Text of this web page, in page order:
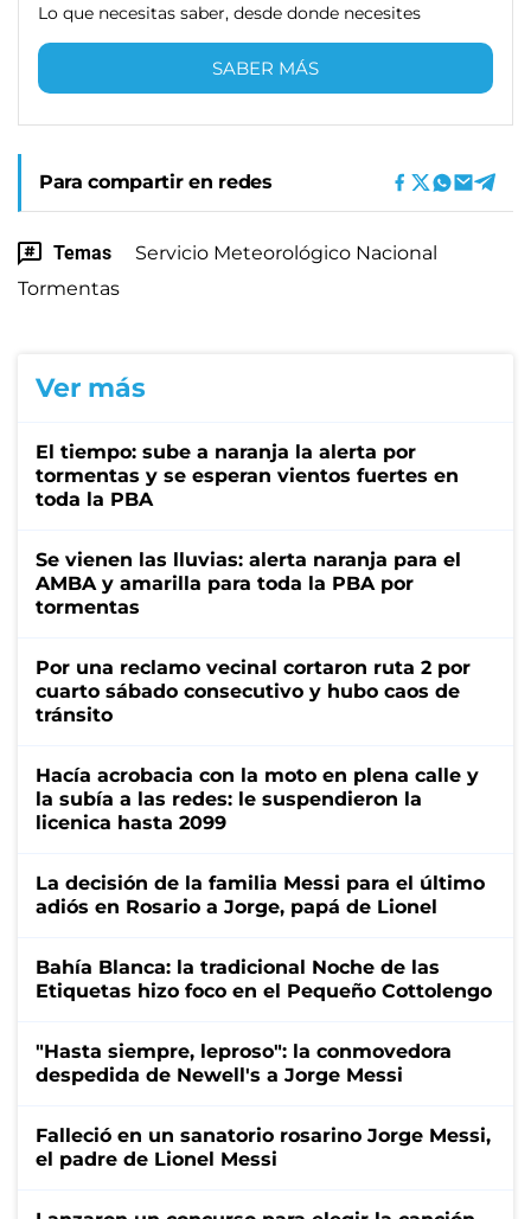
Lo que necesitas saber, desde donde necesites
SABER MÁS
Para compartir en redes
Temas
Servicio Meteorológico Nacional
Tormentas
Ver más
El tiempo: sube a naranja la alerta por
tormentas y se esperan vientos fuertes en
toda la PBA
Se vienen las lluvias: alerta naranja para el
AMBA y amarilla para toda la PBA por
tormentas
Por una reclamo vecinal cortaron ruta 2 por
cuarto sábado consecutivo y hubo caos de
tránsito
Hacía acrobacia con la moto en plena calle y
la subía a las redes: le suspendieron la
licenica hasta 2099
La decisión de la familia Messi para el último
adiós en Rosario a Jorge, papá de Lionel
Bahía Blanca: la tradicional Noche de las
Etiquetas hizo foco en el Pequeño Cottolengo
"Hasta siempre, leproso": la conmovedora
despedida de Newell's a Jorge Messi
Falleció en un sanatorio rosarino Jorge Messi,
el padre de Lionel Messi